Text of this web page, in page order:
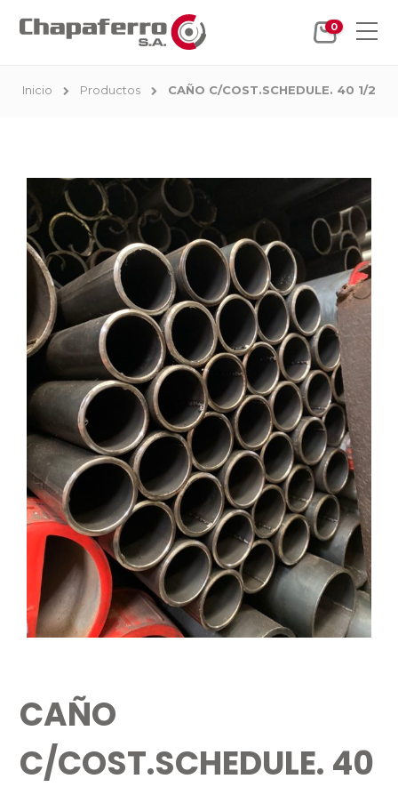
0
Inicio Productos CAÑO C/COST.SCHEDULE. 40 1/2
CAÑO
C/COST.SCHEDULE. 40